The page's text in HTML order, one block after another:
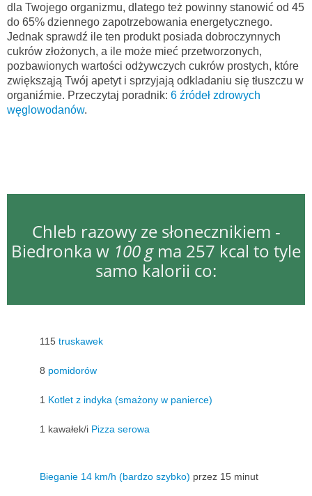
dla Twojego organizmu, dlatego też powinny stanowić od 45
do 65% dziennego zapotrzebowania energetycznego.
Jednak sprawdź ile ten produkt posiada dobroczynnych
cukrów złożonych, a ile może mieć przetworzonych,
pozbawionych wartości odżywczych cukrów prostych, które
zwiększąją Twój apetyt i sprzyjają odkladaniu się tłuszczu w
organiźmie. Przeczytaj poradnik: 6 źródeł zdrowych
węglowodanów.
Chleb razowy ze słonecznikiem -
Biedronka w 100 gma 257 kcal to tyle
samo kalorii co:
115 truskawek
8 pomidorów
1 Kotlet z indyka (smażony w panierce)
1 kawałek/i Pizza serowa
Bieganie 14 km/h (bardzo szybko) przez 15 minut